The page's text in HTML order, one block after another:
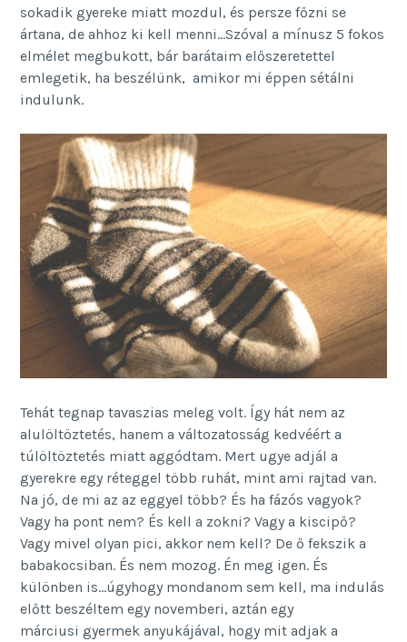
sokadik gyereke miatt mozdul, és persze főzni se
ártana, de ahhoz ki kell menni…Szóval a mínusz 5 fokos
elmélet megbukott, bár barátaim előszeretettel
emlegetik, ha beszélünk, amikor mi éppen sétálni
indulunk.
Tehát tegnap tavaszias meleg volt. Így hát nem az
alulöltöztetés, hanem a változatosság kedvéért a
túlöltöztetés miatt aggódtam. Mert ugye adjál a
gyerekre egy réteggel több ruhát, mint ami rajtad van.
Na jó, de mi az az eggyel több? És ha fázós vagyok?
Vagy ha pont nem? És kell a zokni? Vagy a kiscipő?
Vagy mivel olyan pici, akkor nem kell? De ő fekszik a
babakocsiban. És nem mozog. Én meg igen. És
különben is…úgyhogy mondanom sem kell, ma indulás
előtt beszéltem egy novemberi, aztán egy
márciusi gyermek anyukájával, hogy mit adjak a